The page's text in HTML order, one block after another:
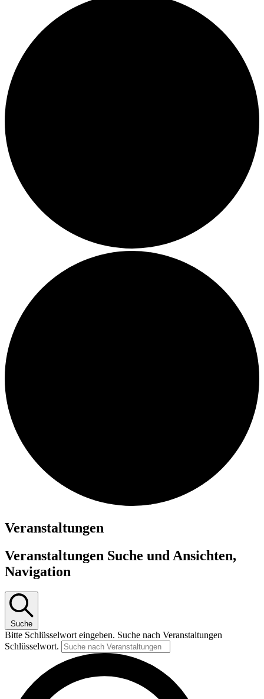
Veranstaltungen
Veranstaltungen Suche und Ansichten,
Navigation
Suche
Bitte Schlüsselwort eingeben. Suche nach Veranstaltungen
Schlüsselwort.